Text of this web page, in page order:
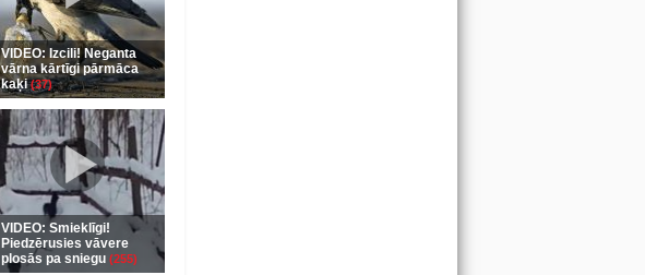
VIDEO: Izcili! Neganta
vārna kārtīgi pārmāca
kaķi(37)
VIDEO: Smieklīgi!
Piedzērusies vāvere
plosās pa sniegu (255)